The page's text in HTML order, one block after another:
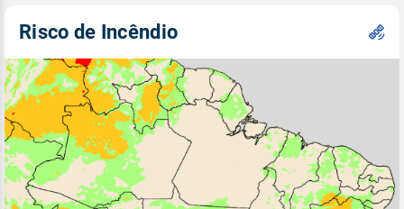
Risco de Incêndio